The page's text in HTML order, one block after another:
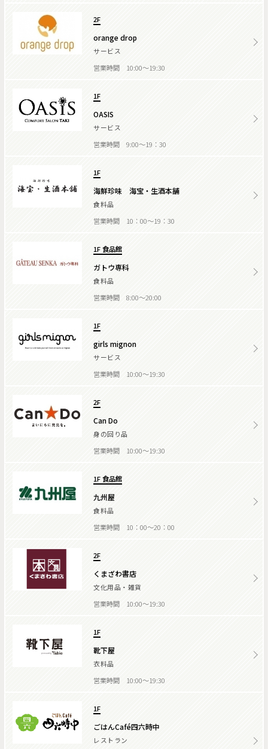
2F
orange drop
サービス
営業時間 10:00～19:30
1F
OASIS
サービス
営業時間 9:00～19：30
1F
海鮮珍味 海宝・生酒本舗
食料品
営業時間 10：00～19：30
1F 食品館
ガトウ専科
食料品
営業時間 8:00～20:00
1F
girls mignon
サービス
営業時間 10:00～19:30
2F
Can Do
身の回り品
営業時間 10:00～19:30
1F 食品館
九州屋
食料品
営業時間 10：00～20：00
2F
くまざわ書店
文化用品・雑貨
営業時間 10:00～19:30
1F
靴下屋
衣料品
営業時間 10:00～19:30
1F
ごはんCafé四六時中
レストラン